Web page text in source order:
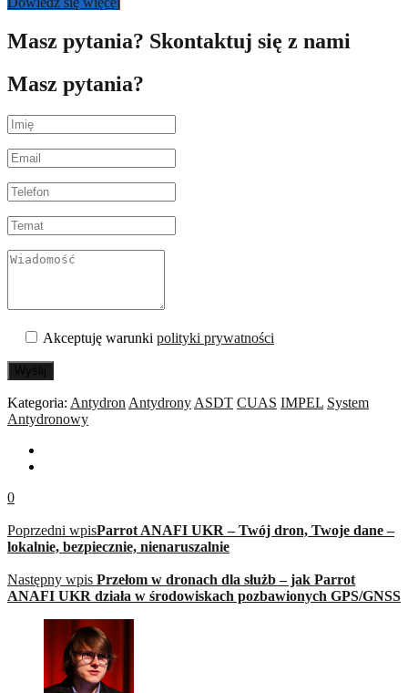
Masz pytania? Skontaktuj się z nami
Masz pytania?
Akceptuję warunki polityki prywatności
Wyślij
Kategoria: Antydron Antydrony ASDT CUAS IMPEL System
Antydronowy
0
Poprzedni wpisParrot ANAFI UKR – Twój dron, Twoje dane –
lokalnie, bezpiecznie, nienaruszalnie
Następny wpis Przełom w dronach dla służb – jak Parrot
ANAFI UKR działa w środowiskach pozbawionych GPS/GNSS